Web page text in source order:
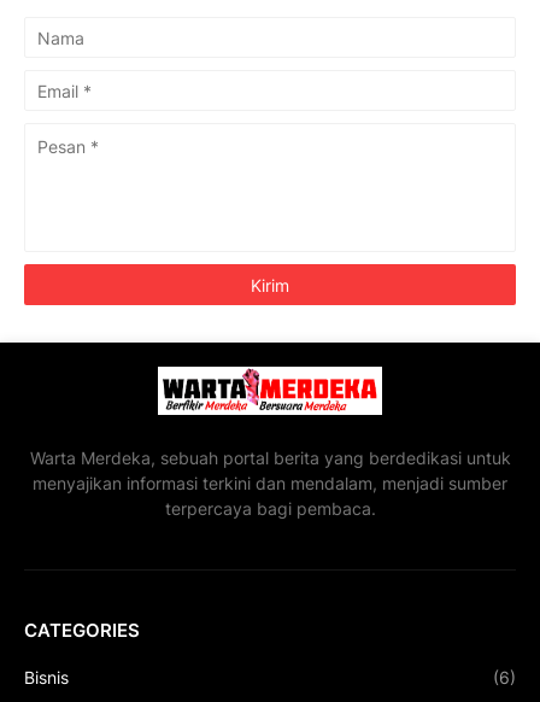
Warta Merdeka, sebuah portal berita yang berdedikasi untuk
menyajikan informasi terkini dan mendalam, menjadi sumber
terpercaya bagi pembaca.
CATEGORIES
Bisnis (6)